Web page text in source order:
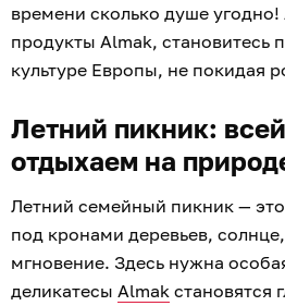
времени сколько душе
продукты Almak, становитесь
культуре Европы, не покидая
Летний пикник:
отдыхаем на
Летний семейный пикник —
под кронами деревьев,
мгновение. Здесь нужна
деликатесы Almak становятся